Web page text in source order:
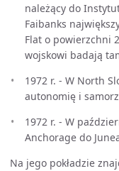
należący do
Faibanks
Flat o powierzchni
wojskowi badają
1972 r. - W North
autonomię i
1972 r. - W
Anchorage do
Na jego pokładzie